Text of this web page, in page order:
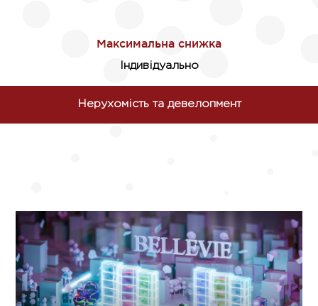
Індивідуально
Нерухомість та девелопмент